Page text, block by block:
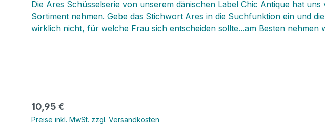
Die Ares Schüsselserie von unserem dänischen Label Chic Antique hat
Sortiment nehmen. Gebe das Stichwort Ares in die Suchfunktion ein und
wirklich nicht, für welche Frau sich entscheiden sollte...am Besten
Regulärer Preis:
10,95 €
Preise inkl. MwSt. zzgl. Versandkosten